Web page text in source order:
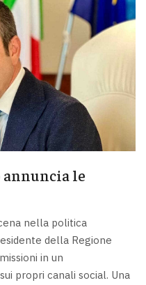
le
nella politica
della Regione
in un
propri canali social. Una